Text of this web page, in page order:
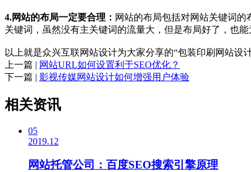
4.网站的布局一定要合理： 网站的布局包括对网站关键词
关键词，虽然没有主关键词的流量大，但是布局好了，也能
以上就是众兴互联网站设计为大家分享的“包装印刷网站设
上一篇 | 网站URL如何设置利于SEO优化？
下一篇 | 影视传媒网站设计如何增强用户体验
相关资讯
05
2019.12
网站托管公司：百度SEO搜索引擎原理